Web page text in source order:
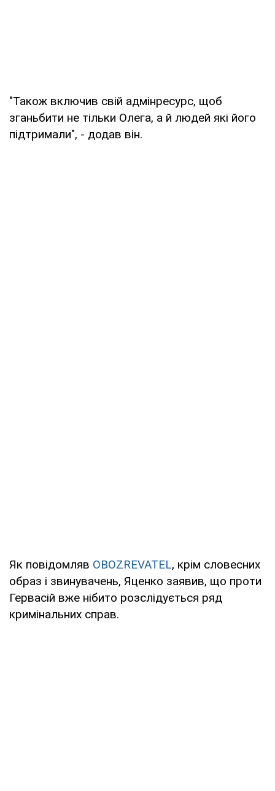
"Також включив свій адмінресурс, щоб
зганьбити не тільки Олега, а й людей які його
підтримали", - додав він.
Як повідомляв OBOZREVATEL, крім словесних
образ і звинувачень, Яценко заявив, що проти
Гервасій вже нібито розслідується ряд
кримінальних справ.